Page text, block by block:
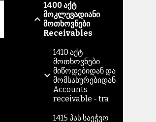
1400 აქტ
მოკლევადიანი
მოთხოვნები
Receivables
1410 აქტ
მოთხოვნები
მიწოდებიდან და
მომსახურებიდან
Accounts
receivable - tra
1415 პას საეჭვო